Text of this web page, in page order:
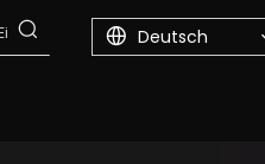
Deutsch